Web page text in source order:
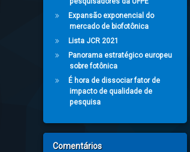
Expansão exponencial do
mercado de biofotônica
Lista JCR 2021
Panorama estratégico europeu
sobre fotônica
É hora de dissociar fator de
impacto de qualidade de
pesquisa
Comentários